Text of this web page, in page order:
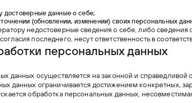
достоверные данные о себе;
(обновлении, изменении) своих персональных
недостоверные сведения о себе, либо сведения
последнего, несут ответственность в
персональных данных
данных осуществляется на законной и справедливой
данных ограничивается достижением конкретных,
обработка персональных данных,